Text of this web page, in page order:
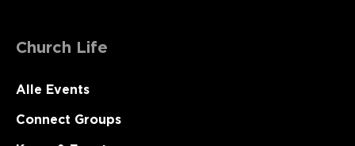
Church Life
Alle Events
Connect Groups